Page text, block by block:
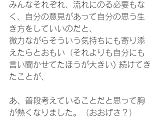
みんなそれぞれ、流れにのる必要もな
く、自分の意見があって自分の思う生
き方をしていいのだと、
微力ながらそういう気持ちにも寄り添
えたらとおもい（それよりも自分にも
言い聞かせてたほうが大きい) 続けてき
たことが、
あ、普段考えていることだと思って胸
が熱くなりました。（おおげさ？）